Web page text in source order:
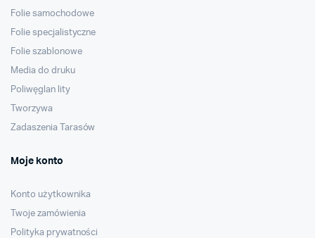
Folie samochodowe
Folie specjalistyczne
Folie szablonowe
Media do druku
Poliwęglan lity
Tworzywa
Zadaszenia Tarasów
Moje konto
Konto użytkownika
Twoje zamówienia
Polityka prywatności